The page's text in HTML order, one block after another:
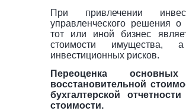
При привлечении
управленческого решения о
тот или иной бизнес
стоимости имущества,
инвестиционных рисков.
Переоценка
восстановительной
бухгалтерской
стоимости.